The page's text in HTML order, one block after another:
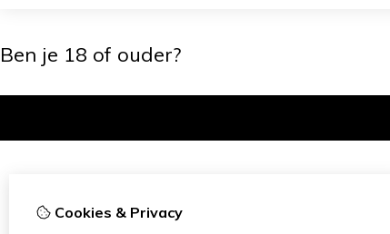
Cookies & Privacy
Ben je 18 of ouder?